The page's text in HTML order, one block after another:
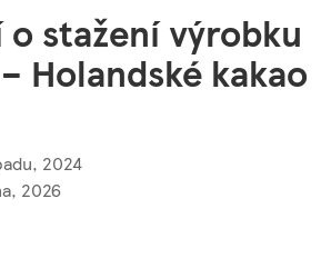
o stažení výrobku
Holandské kakao
2024
2026